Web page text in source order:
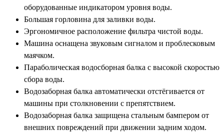
оборудованные индикатором уровня воды.
Большая горловина для заливки воды.
Эргономичное расположение фильтра чистой воды.
Машина оснащена звуковым сигналом и проблесковым
маячком.
Параболическая водосборная балка с высокой скоростью
сбора воды.
Водозаборная балка автоматически отстёгивается от
машины при столкновении с препятствием.
Водозаборная балка защищена стальным бампером от
внешних повреждений при движении задним ходом.